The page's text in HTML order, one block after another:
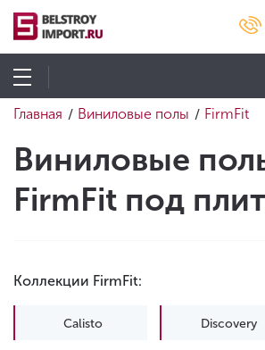
Главная / Виниловые полы / FirmFit
Виниловые
FirmFit под
Коллекции FirmFit:
Calisto Discovery